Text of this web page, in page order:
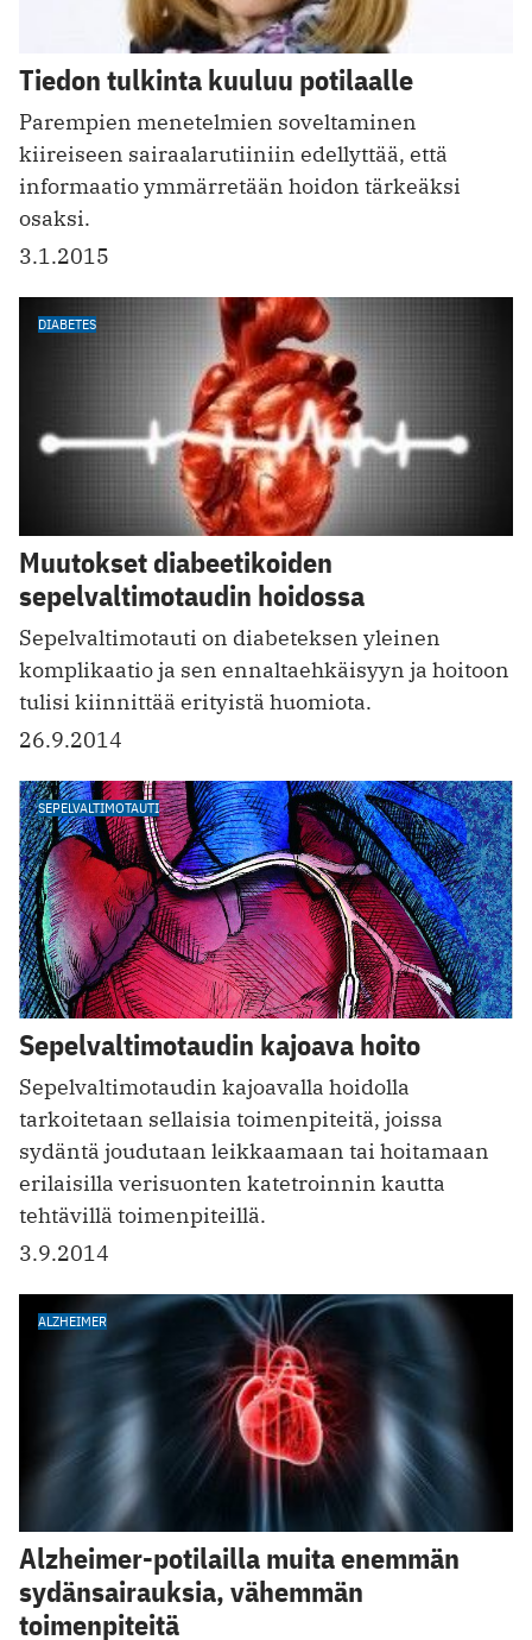
Tiedon tulkinta kuuluu potilaalle
Parempien menetelmien soveltaminen
kiireiseen sairaalarutiiniin edellyttää, että
informaatio ymmärretään hoidon tärkeäksi
osaksi.
3.1.2015
DIABETES
Muutokset diabeetikoiden
sepelvaltimotaudin hoidossa
Sepelvaltimotauti on diabeteksen yleinen
komplikaatio ja sen ennaltaehkäisyyn ja hoitoon
tulisi kiinnittää erityistä huomiota.
26.9.2014
SEPELVALTIMOTAUTI
Sepelvaltimotaudin kajoava hoito
Sepelvaltimotaudin kajoavalla hoidolla
tarkoitetaan sellaisia toimenpiteitä, joissa
sydäntä joudutaan leikkaamaan tai hoitamaan
erilaisilla verisuonten katetroinnin kautta
tehtävillä toimenpiteillä.
3.9.2014
ALZHEIMER
Alzheimer-potilailla muita enemmän
sydänsairauksia, vähemmän
toimenpiteitä